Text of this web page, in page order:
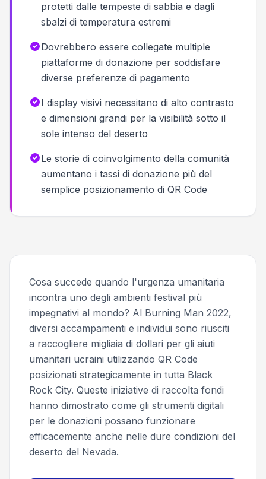
protetti dalle tempeste di sabbia e dagli
sbalzi di temperatura estremi
Dovrebbero essere collegate multiple
piattaforme di donazione per soddisfare
diverse preferenze di pagamento
I display visivi necessitano di alto contrasto
e dimensioni grandi per la visibilità sotto il
sole intenso del deserto
Le storie di coinvolgimento della comunità
aumentano i tassi di donazione più del
semplice posizionamento di QR Code
Cosa succede quando l'urgenza umanitaria
incontra uno degli ambienti festival più
impegnativi al mondo? Al Burning Man 2022,
diversi accampamenti e individui sono riusciti
a raccogliere migliaia di dollari per gli aiuti
umanitari ucraini utilizzando QR Code
posizionati strategicamente in tutta Black
Rock City. Queste iniziative di raccolta fondi
hanno dimostrato come gli strumenti digitali
per le donazioni possano funzionare
efficacemente anche nelle dure condizioni del
deserto del Nevada.